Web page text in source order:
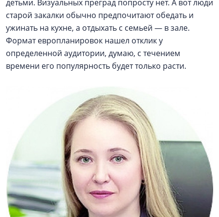
детьми. Визуальных преград попросту нет. А вот люди
старой закалки обычно предпочитают обедать и
ужинать на кухне, а отдыхать с семьей — в зале.
Формат европланировок нашел отклик у
определенной аудитории, думаю, с течением
времени его популярность будет только расти.